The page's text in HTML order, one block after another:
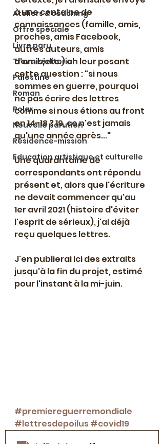
Ateliers & coaching
Offre spéciale
Livre paru
Travail éditorial
Palestine
Roman
Polar
Nouvelle parution
Résidence-mission
Education artistique et culturelle
à une centaine de
connaissances (famille, amis,
proches, amis Facebook,
autres auteurs, amis
d'amis,etc.) en leur posant
cette question : "si nous
sommes en guerre, pourquoi
ne pas écrire des lettres
comme si nous étions au front
en 14-18 ? 19, ce n'est jamais
qu'une année après..."
Une quarantaine de
correspondants ont répondu
présent et, alors que l'écriture
ne devait commencer qu'au
1er avril 2021 (histoire d'éviter
l'esprit de sérieux), j'ai déjà
reçu quelques lettres.
J'en publierai ici des extraits
jusqu'à la fin du projet, estimé
pour l'instant à la mi-juin.
#premiereguerremondiale
#lettresdepoilus#covid19